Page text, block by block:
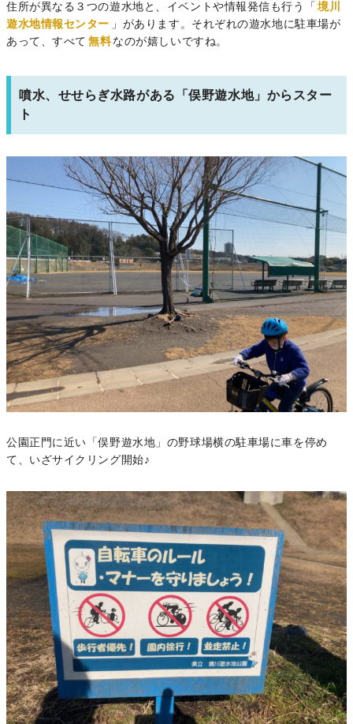
住所が異なる３つの遊水地と、イベントや情報発信も行う「 境川
遊水地情報センター 」があります。それぞれの遊水地に駐車場が
あって、すべて 無料 なのが嬉しいですね。
噴水、せせらぎ水路がある「俣野遊水地」からスター
ト
公園正門に近い「俣野遊水地」の野球場横の駐車場に車を停め
て、いざサイクリング開始♪